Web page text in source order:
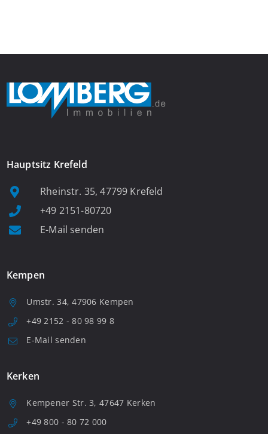
Hauptsitz Krefeld
Rheinstr. 35, 47799 Krefeld
+49 2151-80720
E-Mail senden
Kempen
Umstr. 34, 47906 Kempen
+49 2152 - 80 98 99 8
E-Mail senden
Kerken
Kempener Str. 3, 47647 Kerken
+49 800 - 80 72 000